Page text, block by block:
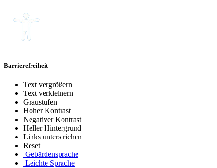
Barrierefreiheit
Text vergrößern
Text verkleinern
Graustufen
Hoher Kontrast
Negativer Kontrast
Heller Hintergrund
Links unterstrichen
Reset
Gebärdensprache
Leichte Sprache